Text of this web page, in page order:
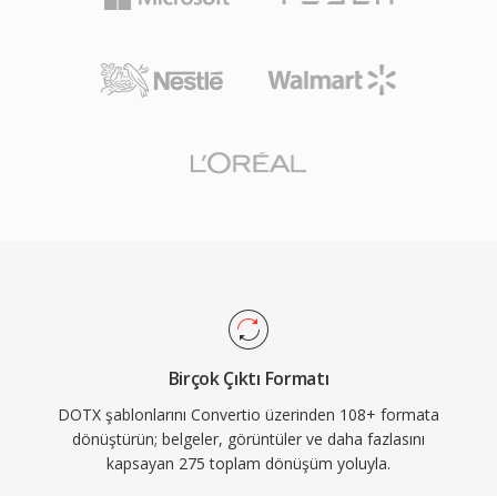
Birçok Çıktı Formatı
DOTX şablonlarını Convertio üzerinden 108+ formata
dönüştürün; belgeler, görüntüler ve daha fazlasını
kapsayan 275 toplam dönüşüm yoluyla.